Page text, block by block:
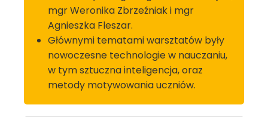
mgr Weronika Zbrzeźniak i mgr
Agnieszka Fleszar.
Głównymi tematami warsztatów były
nowoczesne technologie w nauczaniu,
w tym sztuczna inteligencja, oraz
metody motywowania uczniów.